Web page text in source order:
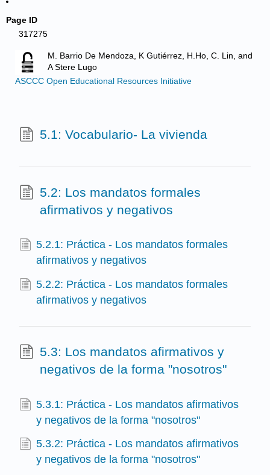
Page ID
317275
M. Barrio De Mendoza, K Gutiérrez, H.Ho, C. Lin, and
A Stere Lugo
ASCCC Open Educational Resources Initiative
5.1: Vocabulario- La vivienda
5.2: Los mandatos formales
afirmativos y negativos
5.2.1: Práctica - Los mandatos formales
afirmativos y negativos
5.2.2: Práctica - Los mandatos formales
afirmativos y negativos
5.3: Los mandatos afirmativos y
negativos de la forma "nosotros"
5.3.1: Práctica - Los mandatos afirmativos
y negativos de la forma "nosotros"
5.3.2: Práctica - Los mandatos afirmativos
y negativos de la forma "nosotros"